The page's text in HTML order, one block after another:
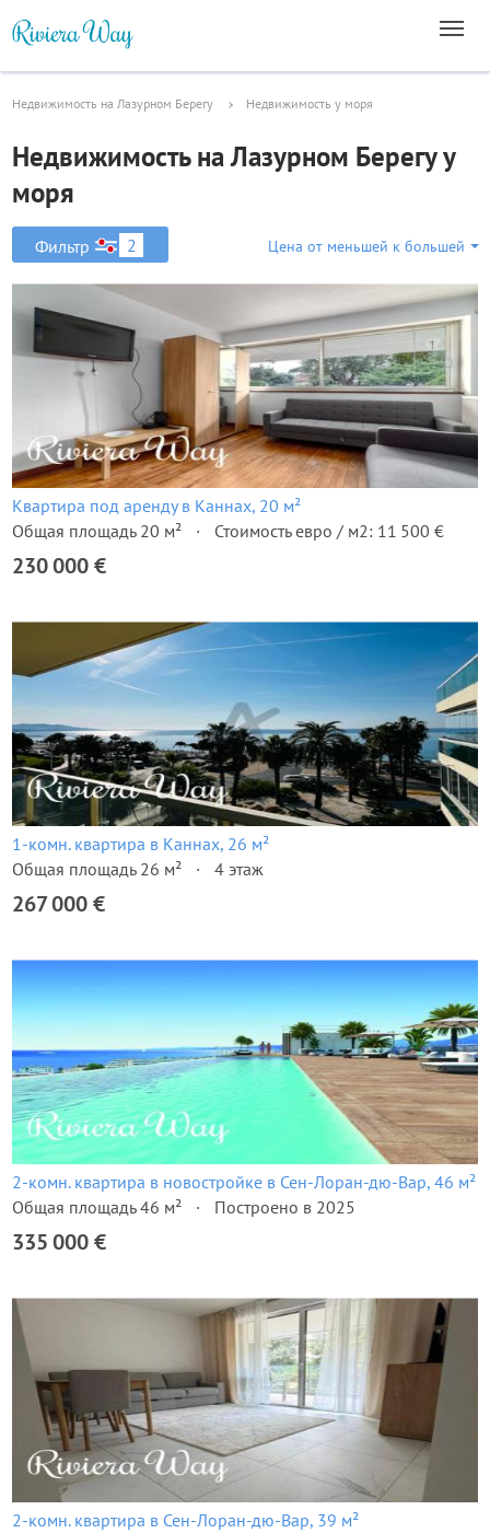
Недвижимость на Лазурном Берегу Недвижимость у моря
Недвижимость на Лазурном Берегу у
моря
Фильтр 2 Цена от меньшей к большей
Квартира под аренду в Каннах, 20 м²
Общая площадь 20 м²
Стоимость евро / м2: 11 500 €
230 000 €
1-комн. квартира в Каннах, 26 м²
Общая площадь 26 м²
4 этаж
267 000 €
2-комн. квартира в новостройке в Сен-Лоран-дю-Вар, 46 м²
Общая площадь 46 м²
Построено в 2025
335 000 €
2-комн. квартира в Сен-Лоран-дю-Вар, 39 м²